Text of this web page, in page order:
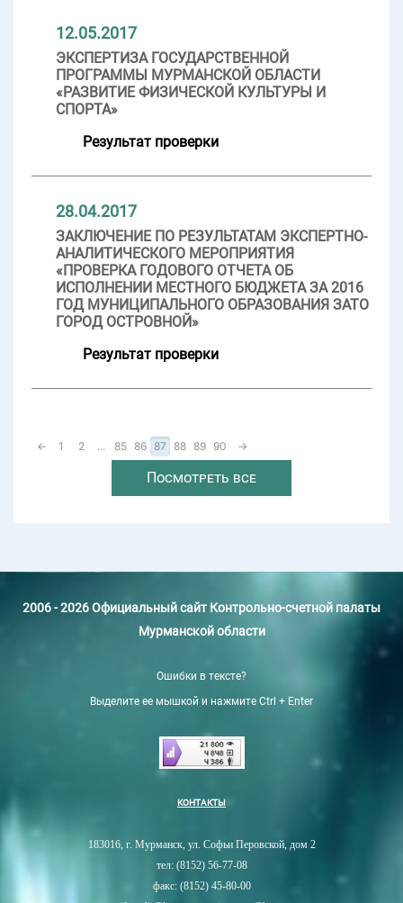
12.05.2017
ЭКСПЕРТИЗА ГОСУДАРСТВЕННОЙ
ПРОГРАММЫ МУРМАНСКОЙ ОБЛАСТИ
«РАЗВИТИЕ ФИЗИЧЕСКОЙ КУЛЬТУРЫ И
СПОРТА»
Результат проверки
28.04.2017
ЗАКЛЮЧЕНИЕ ПО РЕЗУЛЬТАТАМ ЭКСПЕРТНО-
АНАЛИТИЧЕСКОГО МЕРОПРИЯТИЯ
«ПРОВЕРКА ГОДОВОГО ОТЧЕТА ОБ
ИСПОЛНЕНИИ МЕСТНОГО БЮДЖЕТА ЗА 2016
ГОД МУНИЦИПАЛЬНОГО ОБРАЗОВАНИЯ ЗАТО
ГОРОД ОСТРОВНОЙ»
Результат проверки
← 1 2 ... 85 86 87 88 89 90 →
Посмотреть все
2006 - 2026 Официальный сайт Контрольно-счетной палаты
Мурманской области
Ошибки в тексте?
Выделите ее мышкой и нажмите Ctrl + Enter
КОНТАКТЫ
183016, г. Мурманск, ул. Софьи Перовской, дом 2
тел: (8152) 56-77-08
факс: (8152) 45-80-00